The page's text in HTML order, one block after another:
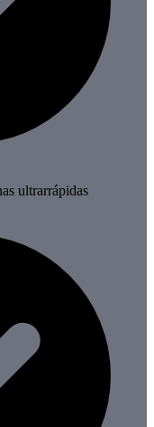
ultrarrápidas